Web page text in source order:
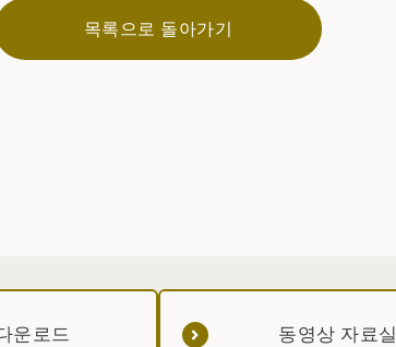
목록으로 돌아가기
운로드 동영상 자료실